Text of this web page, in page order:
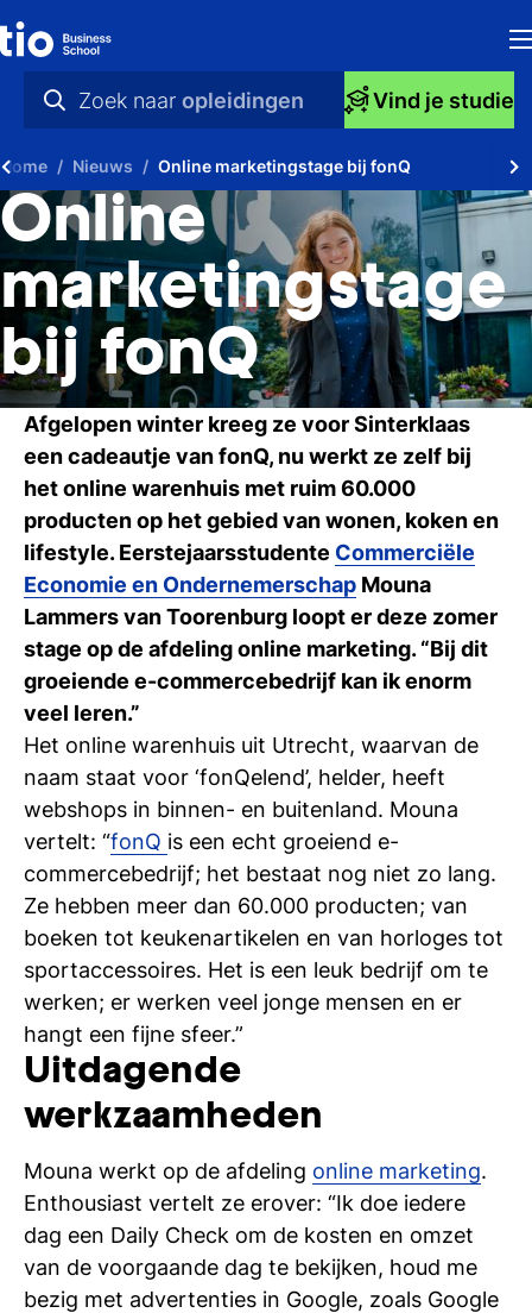
Zoek naar opleidingen
videos
nieuws
opleidingen
Vind je studie
Home Nieuws Online marketingstage bij fonQ
Online
marketingstage
bij fonQ
Afgelopen winter kreeg ze voor Sinterklaas
een cadeautje van fonQ, nu werkt ze zelf bij
het online warenhuis met ruim 60.000
producten op het gebied van wonen, koken en
lifestyle. Eerstejaarsstudente Commerciële
Economie en Ondernemerschap Mouna
Lammers van Toorenburg loopt er deze zomer
stage op de afdeling online marketing. “Bij dit
groeiende e-commercebedrijf kan ik enorm
veel leren.”
Het online warenhuis uit Utrecht, waarvan de
naam staat voor ‘fonQelend’, helder, heeft
webshops in binnen- en buitenland. Mouna
vertelt: “fonQ is een echt groeiend e-
commercebedrijf; het bestaat nog niet zo lang.
Ze hebben meer dan 60.000 producten; van
boeken tot keukenartikelen en van horloges tot
sportaccessoires. Het is een leuk bedrijf om te
werken; er werken veel jonge mensen en er
hangt een fijne sfeer.”
Uitdagende
werkzaamheden
Mouna werkt op de afdeling online marketing.
Enthousiast vertelt ze erover: “Ik doe iedere
dag een Daily Check om de kosten en omzet
van de voorgaande dag te bekijken, houd me
bezig met advertenties in Google, zoals Google